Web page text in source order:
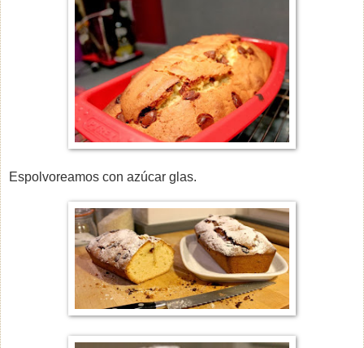
Espolvoreamos con azúcar glas.